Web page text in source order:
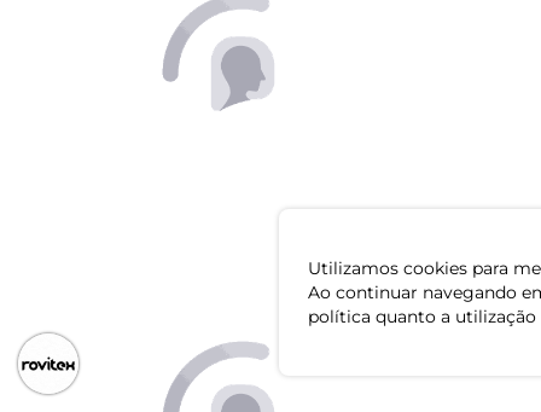
Utilizamos cookies para
Ao continuar navegando
política quanto a utilização